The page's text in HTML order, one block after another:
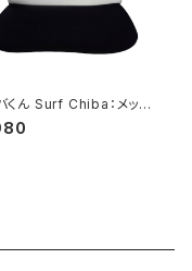
くん Surf Chiba：メッシ
プ（Aホワイト）